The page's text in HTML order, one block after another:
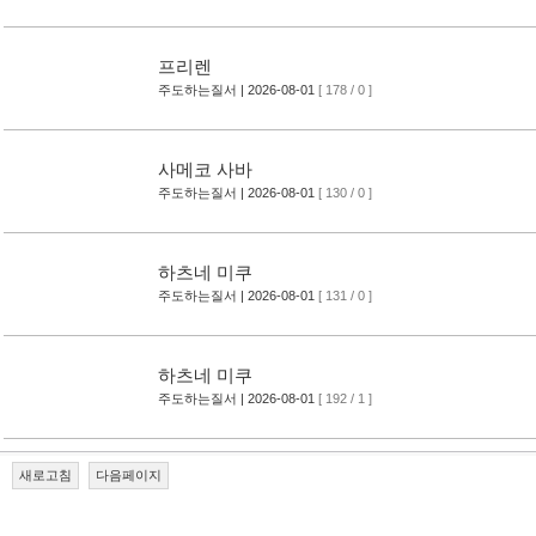
프리렌
주도하는질서 | 2026-08-01 [ 178 / 0 ]
사메코 사바
주도하는질서 | 2026-08-01 [ 130 / 0 ]
하츠네 미쿠
주도하는질서 | 2026-08-01 [ 131 / 0 ]
하츠네 미쿠
주도하는질서 | 2026-08-01 [ 192 / 1 ]
새로고침 다음페이지